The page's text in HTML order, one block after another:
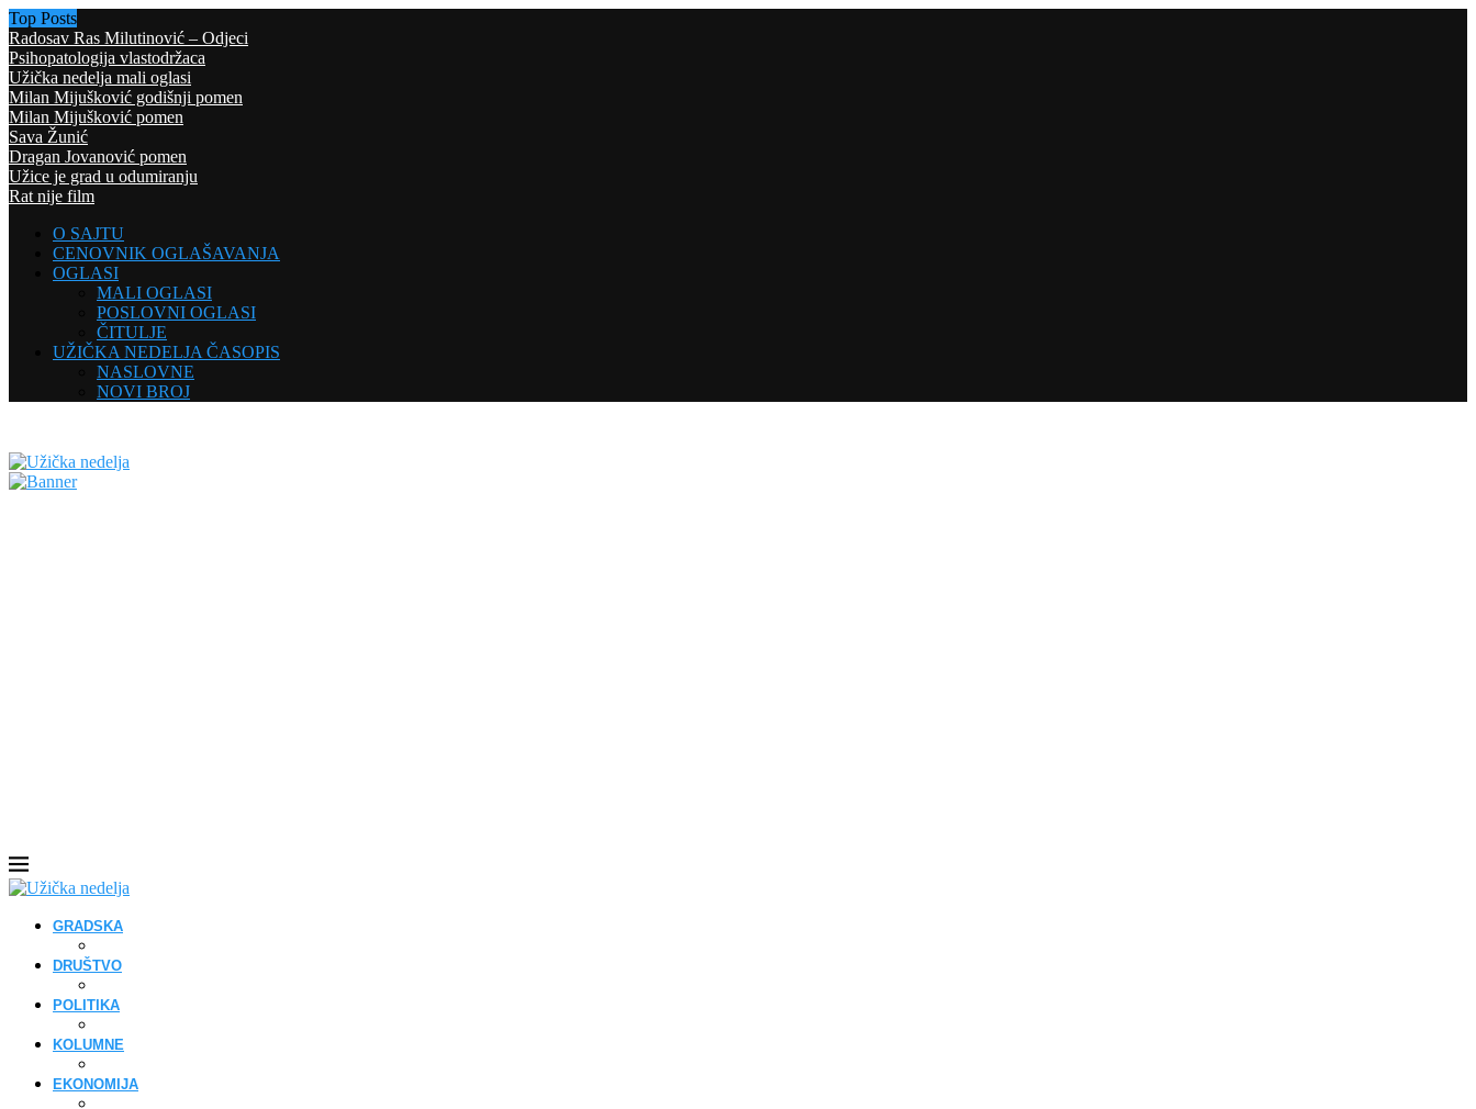
Top Posts
Radosav Ras Milutinović – Odjeci
Psihopatologija vlastodržaca
Užička nedelja mali oglasi
Milan Mijušković godišnji pomen
Milan Mijušković pomen
Sava Žunić
Dragan Jovanović pomen
Užice je grad u odumiranju
Rat nije film
O SAJTU
CENOVNIK OGLAŠAVANJA
OGLASI
MALI OGLASI
POSLOVNI OGLASI
ČITULJE
UŽIČKA NEDELJA ČASOPIS
NASLOVNE
NOVI BROJ
GRADSKA
DRUŠTVO
POLITIKA
KOLUMNE
EKONOMIJA